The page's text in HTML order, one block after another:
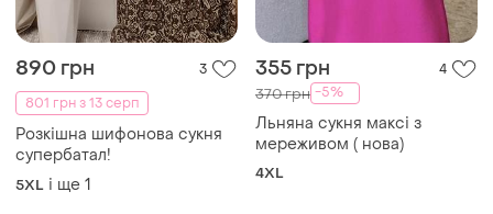
Розкішна шифонова сукня
супербатал!
5XL і ще 1
мереживом ( нова)
4XL